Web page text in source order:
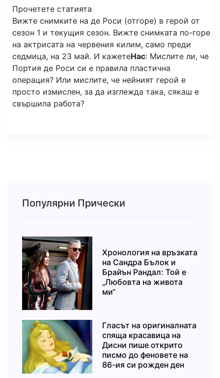
Прочетете статията
Вижте снимките на де Роси (отгоре) в герой от
сезон 1 и текущия сезон. Вижте снимката по-горе
на актрисата на червения килим, само преди
седмица, на 23 май. И кажетеНас: Мислите ли, че
Портия де Роси си е правила пластична
операция? Или мислите, че нейният герой е
просто измислен, за да изглежда така, сякаш е
свършила работа?
Популярни Прически
Хронология на връзката
на Сандра Бълок и
Брайън Рандал: Той е
„Любовта на живота
ми“
Гласът на оригиналната
спяща красавица на
Дисни пише открито
писмо до феновете на
86-ия си рожден ден